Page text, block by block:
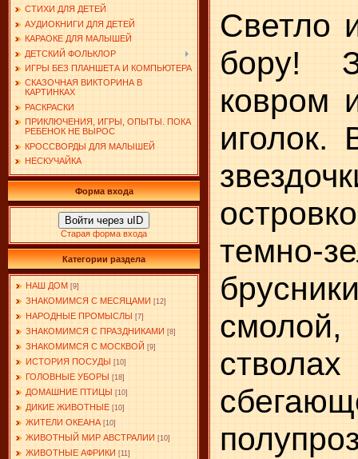
СТИХИ ДЛЯ ДЕТЕЙ
АУДИОКНИГИ ДЛЯ ДЕТЕЙ
КАРАОКЕ ДЛЯ МАЛЫШЕЙ
ДЕТСКИЙ ФОЛЬКЛОР
ИГРЫ БЕЗ ПЛАНШЕТА И КОМПЬЮТЕРА
СКАЗОЧНАЯ ВИКТОРИНА В
КАРТИНКАХ
РАСКРАСКИ
ПРИКЛЮЧЕНИЯ, ИГРЫ, ОПЫТЫ. ПОКА
РЕБЕНОК НЕ ВЫРОС
КРОССВОРДЫ ДЛЯ МАЛЫШЕЙ
НЕСКУЧАЙКА
Форма входа
Войти через uID
Старая форма входа
Категории раздела
НАШ ДОМ [9]
ЗНАКОМИМСЯ С МЕСЯЦАМИ [12]
НАРОДНЫЕ ПРОМЫСЛЫ [7]
ЗНАКОМИМСЯ С ПРАЗДНИКАМИ [8]
ЗНАКОМИМСЯ С МОСКВОЙ [9]
ИСТОРИЯ ПОСУДЫ [10]
ГОЛОВНЫЕ УБОРЫ [18]
ДОМАШНИЕ ПТИЦЫ [10]
ДИКИЕ ЖИВОТНЫЕ [10]
ЖИТЕЛИ ОКЕАНА [10]
ЖИВОТНЫЙ МИР АВСТРАЛИИ [10]
ЖИВОТНЫЕ АФРИКИ [11]
Светло
бору!
ковром
иголок.
темно-